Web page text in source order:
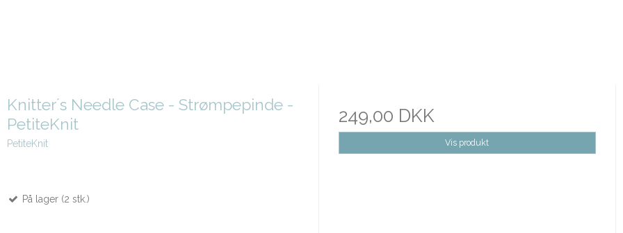
Knitter´s Needle Case - Strømpepinde -
PetiteKnit
PetiteKnit
På lager (2 stk.)
249,00 DKK
Vis produkt